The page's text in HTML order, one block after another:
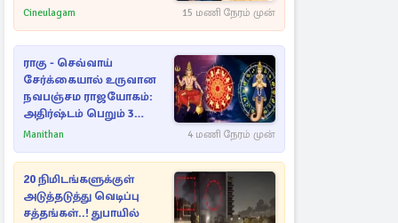
Cineulagam 15 மணி நேரம் முன்
ராகு - செவ்வாய்
சேர்க்கையால் உருவான
நவபஞ்சம ராஜயோகம்:
அதிர்ஷ்டம் பெறும் 3
ராசிகள்!
Manithan 4 மணி நேரம் முன்
20 நிமிடங்களுக்குள்
அடுத்தடுத்து வெடிப்பு
சத்தங்கள்..! துபாயில்